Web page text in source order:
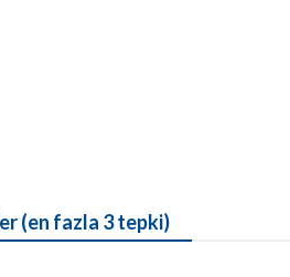
(en fazla 3 tepki)